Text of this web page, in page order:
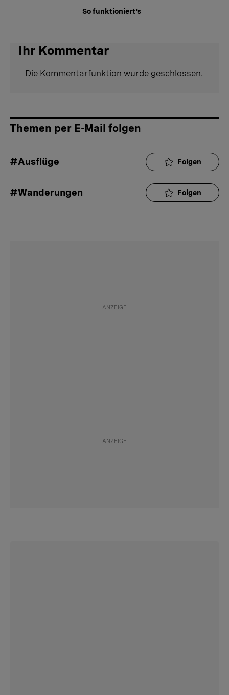
So funktioniert's
Ihr Kommentar
Die Kommentarfunktion wurde geschlossen.
Themen per E-Mail folgen
#Ausflüge Folgen
#Wanderungen Folgen